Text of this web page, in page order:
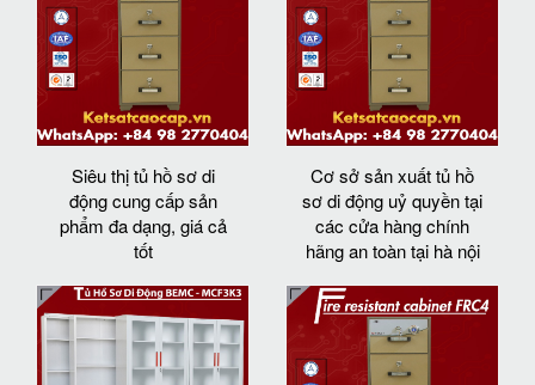
Siêu thị tủ hồ sơ di
động cung cấp sản
phẩm đa dạng, giá cả
tốt
Cơ sở sản xuất tủ hồ
sơ di động uỷ quyền tại
các cửa hàng chính
hãng an toàn tại hà nội